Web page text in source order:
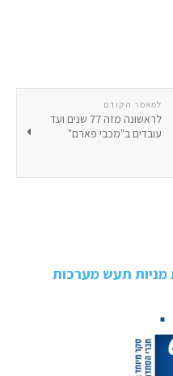
למאמר הקודם
לראשונה מזה 77 שנים ועד
עובדים ב"מכבי פארם"
תעש מערכות